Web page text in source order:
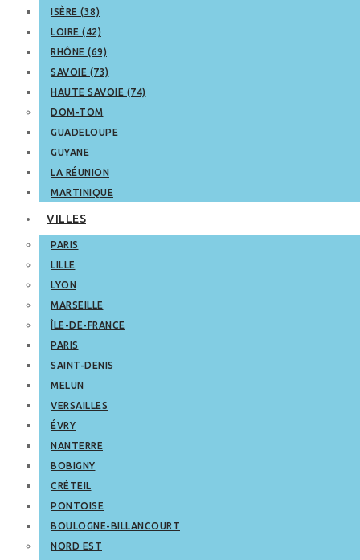
ISÈRE (38)
LOIRE (42)
RHÔNE (69)
SAVOIE (73)
HAUTE SAVOIE (74)
DOM-TOM
GUADELOUPE
GUYANE
LA RÉUNION
MARTINIQUE
VILLES
PARIS
LILLE
LYON
MARSEILLE
ÎLE-DE-FRANCE
PARIS
SAINT-DENIS
MELUN
VERSAILLES
ÉVRY
NANTERRE
BOBIGNY
CRÉTEIL
PONTOISE
BOULOGNE-BILLANCOURT
NORD EST